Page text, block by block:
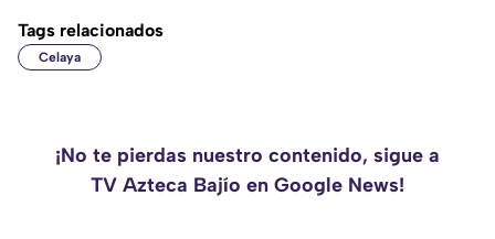
Tags relacionados
Celaya
¡No te pierdas nuestro contenido, sigue a
TV Azteca Bajío en Google News!